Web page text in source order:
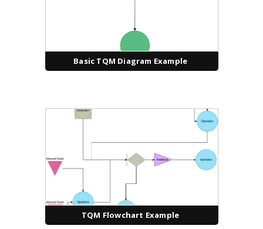
Basic TQM Diagram Example
TQM Flowchart Example